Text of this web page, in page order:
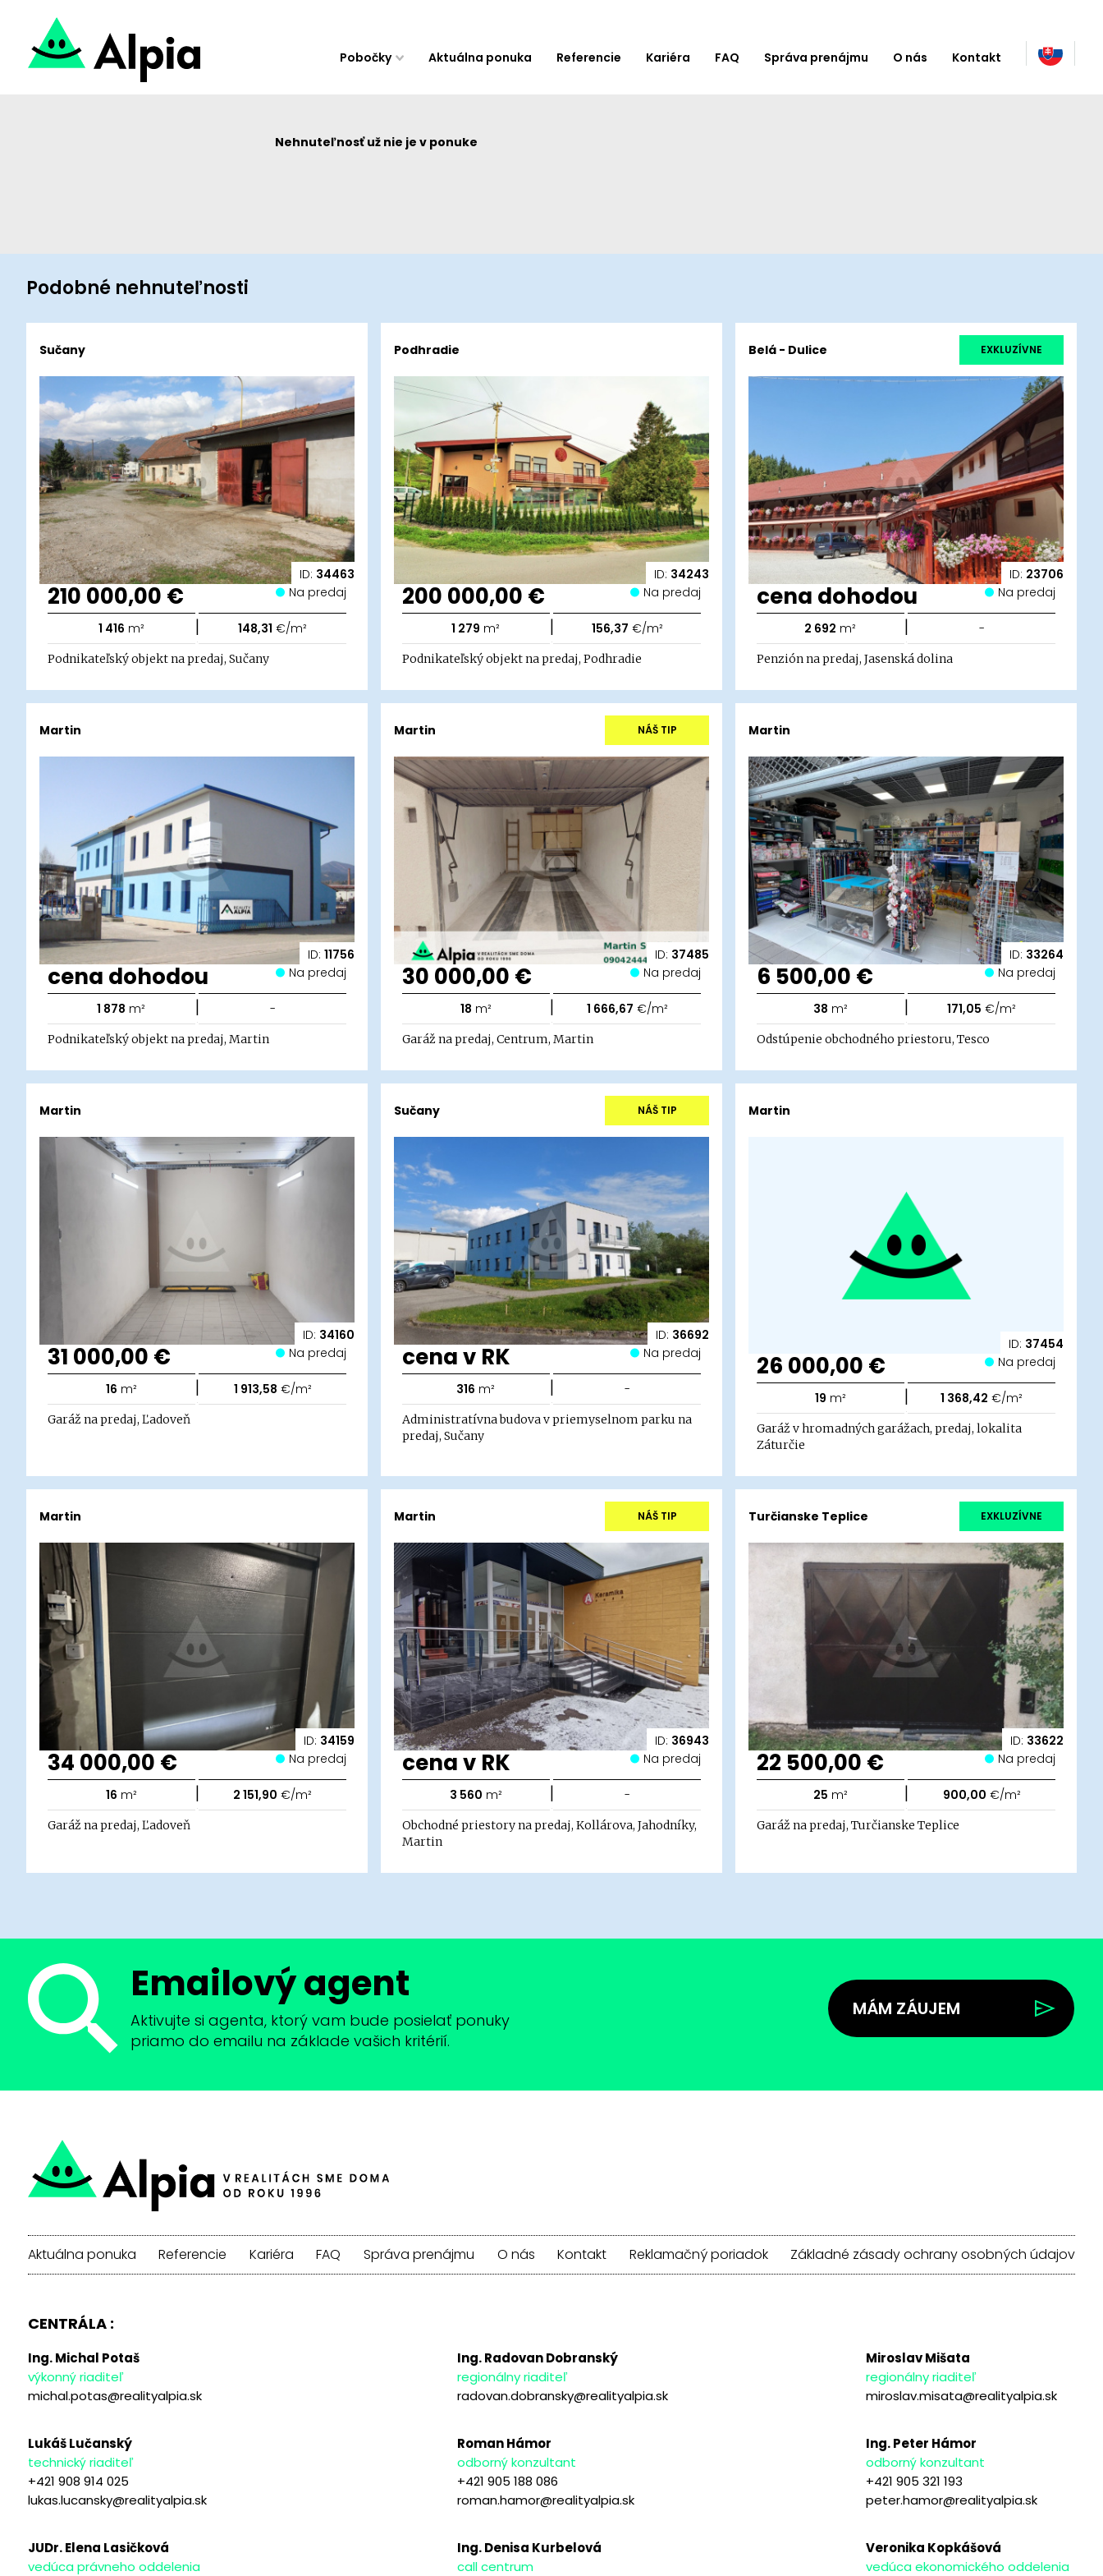
Pobočky Aktuálna ponuka Referencie Kariéra FAQ Správa prenájmu O nás Kontakt
Nehnuteľnosť už nie je v ponuke
Podobné nehnuteľnosti
ID: 34463
Sučany
210 000,00 € Na predaj
1 416 m² | 148,31 €/m²
Podnikateľský objekt na predaj, Sučany
ID: 34243
Podhradie
200 000,00 € Na predaj
1 279 m² | 156,37 €/m²
Podnikateľský objekt na predaj, Podhradie
ID: 23706
Belá - Dulice EXKLUZÍVNE
cena dohodou Na predaj
2 692 m² | -
Penzión na predaj, Jasenská dolina
ID: 11756
Martin
cena dohodou Na predaj
1 878 m² | -
Podnikateľský objekt na predaj, Martin
ID: 37485
Martin NÁŠ TIP
30 000,00 € Na predaj
18 m² | 1 666,67 €/m²
Garáž na predaj, Centrum, Martin
ID: 33264
Martin
6 500,00 € Na predaj
38 m² | 171,05 €/m²
Odstúpenie obchodného priestoru, Tesco
ID: 34160
Martin
31 000,00 € Na predaj
16 m² | 1 913,58 €/m²
Garáž na predaj, Ľadoveň
ID: 36692
Sučany NÁŠ TIP
cena v RK Na predaj
316 m² | -
Administratívna budova v priemyselnom parku na
predaj, Sučany
ID: 37454
Martin
26 000,00 € Na predaj
19 m² | 1 368,42 €/m²
Garáž v hromadných garážach, predaj, lokalita
Záturčie
ID: 34159
Martin
34 000,00 € Na predaj
16 m² | 2 151,90 €/m²
Garáž na predaj, Ľadoveň
ID: 36943
Martin NÁŠ TIP
cena v RK Na predaj
3 560 m² | -
Obchodné priestory na predaj, Kollárova, Jahodníky,
Martin
ID: 33622
Turčianske Teplice EXKLUZÍVNE
22 500,00 € Na predaj
25 m² | 900,00 €/m²
Garáž na predaj, Turčianske Teplice
Emailový agent
Aktivujte si agenta, ktorý vam bude posielať ponuky
priamo do emailu na základe vašich kritérií.
MÁM ZÁUJEM
Aktuálna ponuka Referencie Kariéra FAQ Správa prenájmu O nás Kontakt Reklamačný poriadok Základné zásady ochrany osobných údajov
CENTRÁLA :
Ing. Michal Potaš
výkonný riaditeľ
michal.potas@realityalpia.sk
Ing. Radovan Dobranský
regionálny riaditeľ
radovan.dobransky@realityalpia.sk
Miroslav Mišata
regionálny riaditeľ
miroslav.misata@realityalpia.sk
Lukáš Lučanský
technický riaditeľ
+421 908 914 025
lukas.lucansky@realityalpia.sk
Roman Hámor
odborný konzultant
+421 905 188 086
roman.hamor@realityalpia.sk
Ing. Peter Hámor
odborný konzultant
+421 905 321 193
peter.hamor@realityalpia.sk
JUDr. Elena Lasičková
vedúca právneho oddelenia
Ing. Denisa Kurbelová
call centrum
Veronika Kopkášová
vedúca ekonomického oddelenia